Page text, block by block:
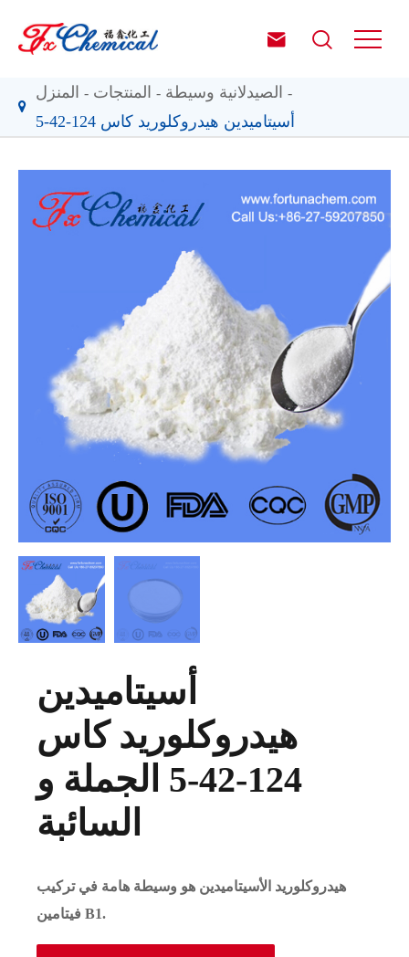
 
المنزل المنتجات
الصيدلانية وسيطة
أسيتاميدين هيدروكلوريد كاس 124-42-5
أسيتاميدين
هيدروكلوريد كاس
124-42-5 الجملة و
السائبة
هيدروكلوريد الأسيتاميدين هو وسيطة هامة في تركيب
فيتامين B1.